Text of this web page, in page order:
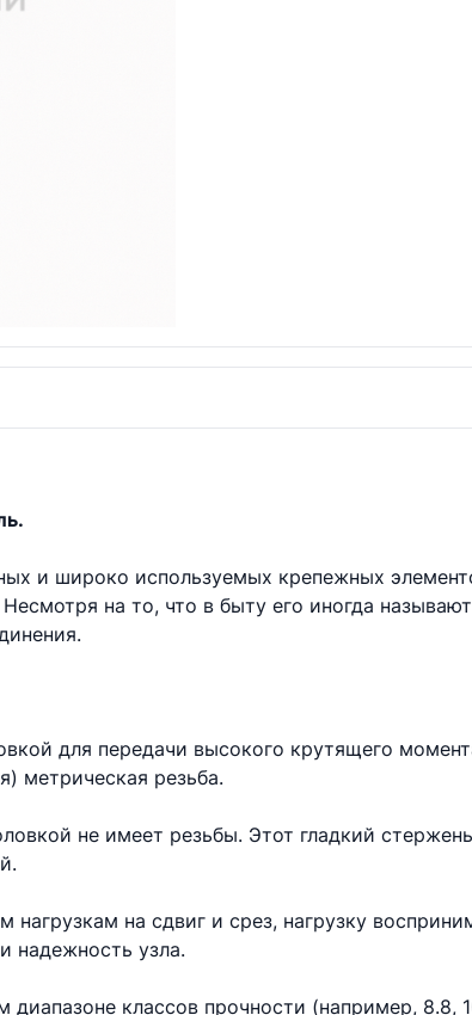
и широко используемых крепежных
на то, что в быту его иногда
для передачи высокого крутящего
метрическая резьба.
не имеет резьбы. Этот гладкий
на сдвиг и срез, нагрузку
надежность узла.
классов прочности (например, 8.8,